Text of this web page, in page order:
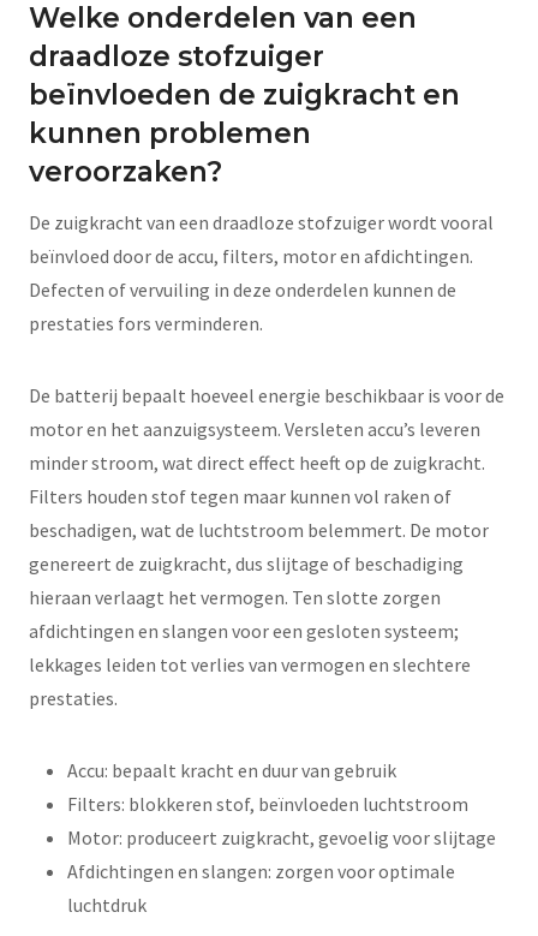
Welke onderdelen van een
draadloze stofzuiger
beïnvloeden de zuigkracht en
kunnen problemen
veroorzaken?
De zuigkracht van een draadloze stofzuiger wordt vooral
beïnvloed door de accu, filters, motor en afdichtingen.
Defecten of vervuiling in deze onderdelen kunnen de
prestaties fors verminderen.
De batterij bepaalt hoeveel energie beschikbaar is voor de
motor en het aanzuigsysteem. Versleten accu’s leveren
minder stroom, wat direct effect heeft op de zuigkracht.
Filters houden stof tegen maar kunnen vol raken of
beschadigen, wat de luchtstroom belemmert. De motor
genereert de zuigkracht, dus slijtage of beschadiging
hieraan verlaagt het vermogen. Ten slotte zorgen
afdichtingen en slangen voor een gesloten systeem;
lekkages leiden tot verlies van vermogen en slechtere
prestaties.
Accu: bepaalt kracht en duur van gebruik
Filters: blokkeren stof, beïnvloeden luchtstroom
Motor: produceert zuigkracht, gevoelig voor slijtage
Afdichtingen en slangen: zorgen voor optimale
luchtdruk